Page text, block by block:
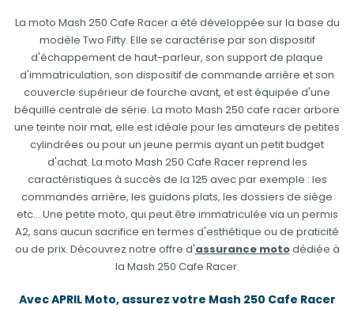
La moto Mash 250 Cafe Racer a été développée sur la base du
modèle Two Fifty. Elle se caractérise par son dispositif
d'échappement de haut-parleur, son support de plaque
d'immatriculation, son dispositif de commande arrière et son
couvercle supérieur de fourche avant, et est équipée d'une
béquille centrale de série. La moto Mash 250 cafe racer arbore
une teinte noir mat, elle est idéale pour les amateurs de petites
cylindrées ou pour un jeune permis ayant un petit budget
d'achat. La moto Mash 250 Cafe Racer reprend les
caractéristiques à succès de la 125 avec par exemple : les
commandes arrière, les guidons plats, les dossiers de siège
etc... Une petite moto, qui peut être immatriculée via un permis
A2, sans aucun sacrifice en termes d'esthétique ou de praticité
ou de prix. Découvrez notre offre d'assurance motodédiée à
la Mash 250 Cafe Racer.
Avec APRIL Moto, assurez votre Mash 250 Cafe Racer